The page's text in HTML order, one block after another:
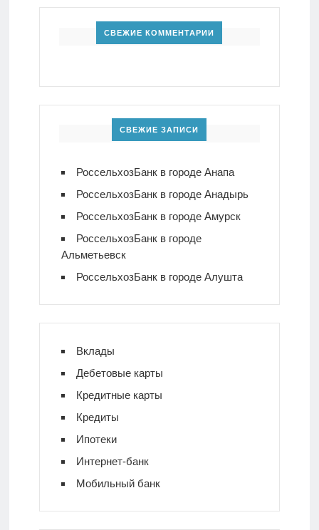
СВЕЖИЕ КОММЕНТАРИИ
СВЕЖИЕ ЗАПИСИ
РоссельхозБанк в городе Анапа
РоссельхозБанк в городе Анадырь
РоссельхозБанк в городе Амурск
РоссельхозБанк в городе
Альметьевск
РоссельхозБанк в городе Алушта
Вклады
Дебетовые карты
Кредитные карты
Кредиты
Ипотеки
Интернет-банк
Мобильный банк